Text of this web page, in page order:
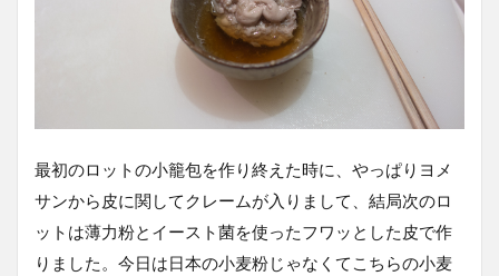
最初のロットの小籠包を作り終えた時に、やっぱりヨメ
サンから皮に関してクレームが入りまして、結局次のロ
ットは薄力粉とイースト菌を使ったフワッとした皮で作
りました。今日は日本の小麦粉じゃなくてこちらの小麦